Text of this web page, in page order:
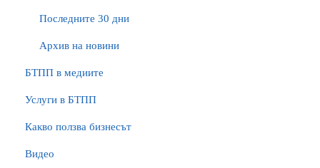
Последните 30 дни
Архив на новини
БTПП в медиите
Услуги в БТПП
Какво ползва бизнесът
Видео